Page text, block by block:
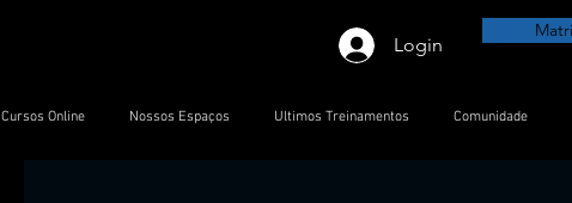
Login
Cursos Online Nossos Espaços Ultimos Treinamentos Comunidade